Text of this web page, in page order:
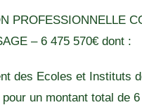
PROFESSIONNELLE
– 6 475 570€ dont :
des Ecoles et Instituts
un montant total de